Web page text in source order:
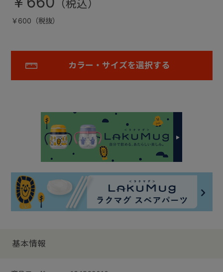
￥600（税抜）
カラー・サイズを選択する
基本情報